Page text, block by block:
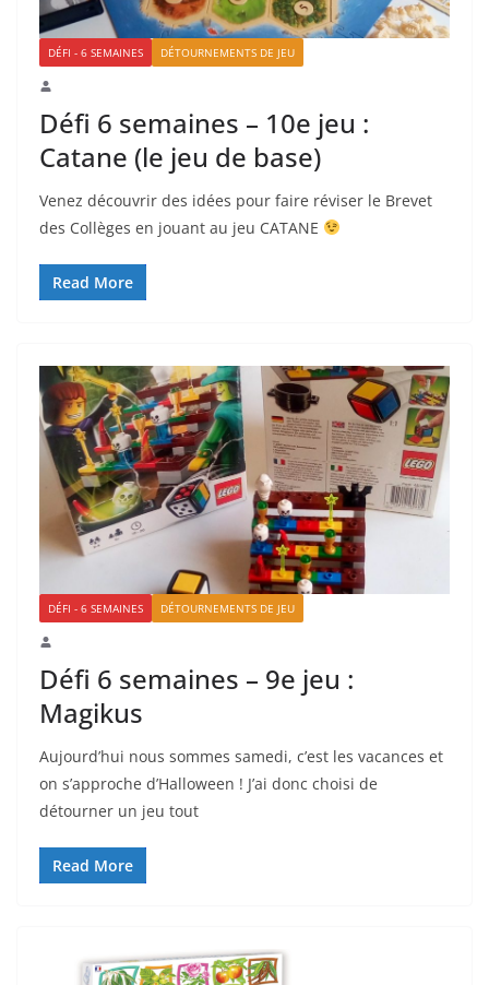
DÉFI - 6 SEMAINES DÉTOURNEMENTS DE JEU
Défi 6 semaines – 10e jeu :
Catane (le jeu de base)
Venez découvrir des idées pour faire réviser le Brevet
des Collèges en jouant au jeu CATANE
Read More
DÉFI - 6 SEMAINES DÉTOURNEMENTS DE JEU
Défi 6 semaines – 9e jeu :
Magikus
Aujourd’hui nous sommes samedi, c’est les vacances et
on s’approche d’Halloween ! J’ai donc choisi de
détourner un jeu tout
Read More